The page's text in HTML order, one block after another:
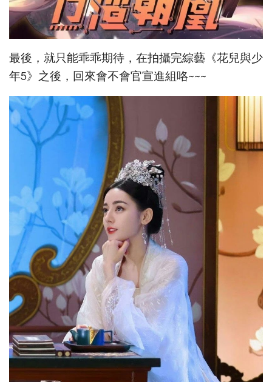
最後，就只能乖乖期待，在拍攝完綜藝《花兒與少
年5》之後，回來會不會官宣進組咯~~~